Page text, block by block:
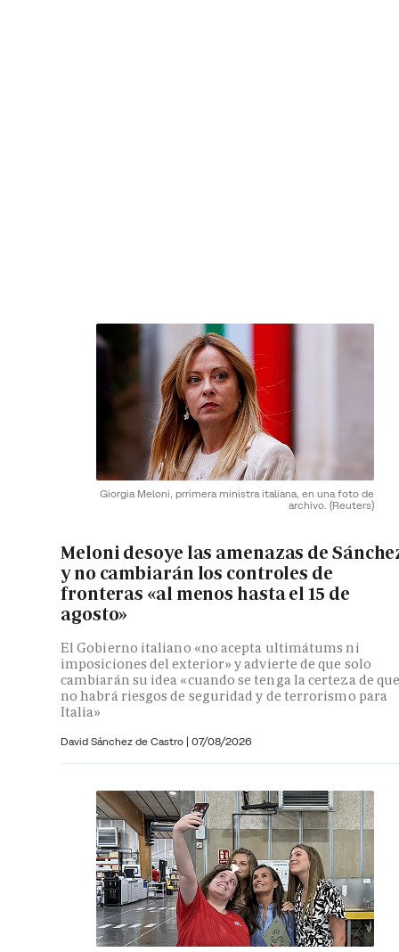
Giorgia Meloni, prrimera ministra italiana, en una foto de
archivo. (Reuters)
Meloni desoye las amenazas de
y no cambiarán los controles de
fronteras «al menos hasta el 15 de
agosto»
El Gobierno italiano «no acepta ultimátums ni
imposiciones del exterior» y advierte de que solo
cambiarán su idea «cuando se tenga la certeza de
no habrá riesgos de seguridad y de terrorismo para
Italia»
David Sánchez de Castro | 07/08/2026